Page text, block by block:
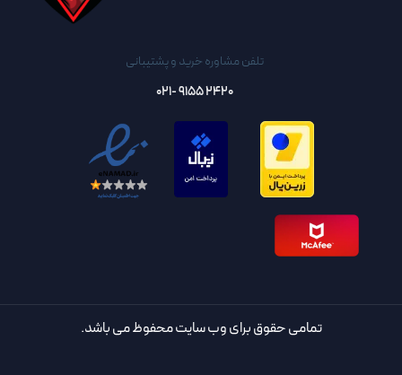
تلفن مشاوره خرید و پشتیبانی
2420 9155 -021
تمامی حقوق برای وب سایت محفوظ می باشد.